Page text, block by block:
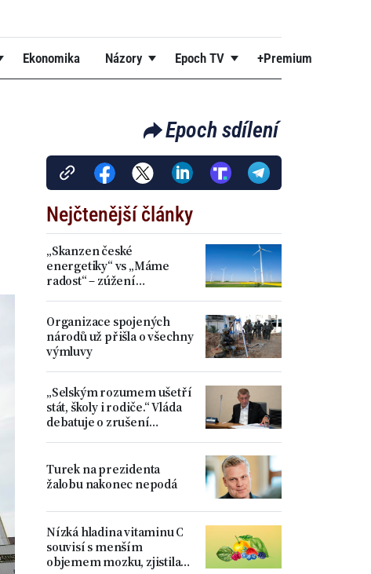
Ekonomika Názory Epoch TV +Premium
Epoch sdílení
Nejčtenější články
„Skanzen české
energetiky“ vs „Máme
radost“ – zúžení
Organizace spojených
národů už přišla o všechny
výmluvy
„Selským rozumem ušetří
stát, školy i rodiče.“ Vláda
debatuje o zrušení
Turek na prezidenta
žalobu nakonec nepodá
Nízká hladina vitaminu C
souvisí s menším
objemem mozku, zjistila